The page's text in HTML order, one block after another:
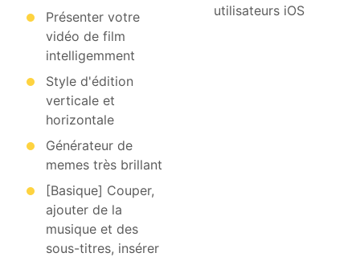
Présenter votre
vidéo de film
intelligemment
Style d'édition
verticale et
horizontale
Générateur de
memes très brillant
[Basique] Couper,
ajouter de la
musique et des
sous-titres, insérer
utilisateurs iOS